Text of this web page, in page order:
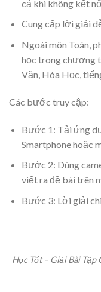
cả khi không kết
Cung cấp lời giải
Ngoài môn Toán,
học trong chương
Văn, Hóa Học,
Các bước truy cập:
Bước 1: Tải ứng
Smartphone hoặc
Bước 2: Dùng
viết ra đề bài trên
Bước 3: Lời giải
Học Tốt – Giải Bài Tập